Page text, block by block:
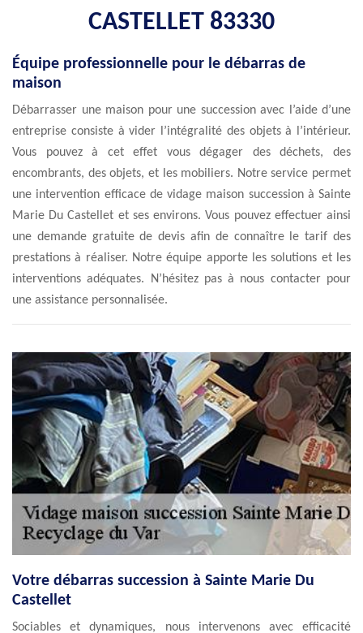
CASTELLET 83330
Équipe professionnelle pour le débarras de
maison
Débarrasser une maison pour une succession avec l’aide d’une
entreprise consiste à vider l’intégralité des objets à l’intérieur.
Vous pouvez à cet effet vous dégager des déchets, des
encombrants, des objets, et les mobiliers. Notre service permet
une intervention efficace de vidage maison succession à Sainte
Marie Du Castellet et ses environs. Vous pouvez effectuer ainsi
une demande gratuite de devis afin de connaître le tarif des
prestations à réaliser. Notre équipe apporte les solutions et les
interventions adéquates. N’hésitez pas à nous contacter pour
une assistance personnalisée.
Votre débarras succession à Sainte Marie Du
Castellet
Sociables et dynamiques, nous intervenons avec efficacité